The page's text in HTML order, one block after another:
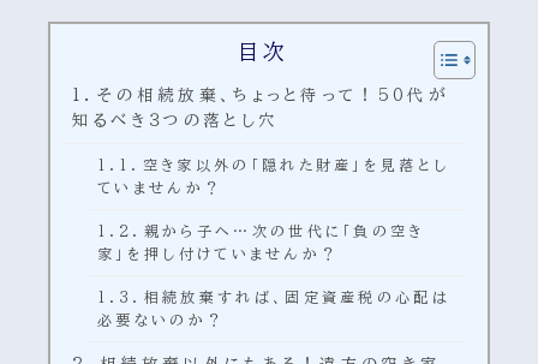
目次
その相続放棄、ちょっと待って！50代が
知るべき３つの落とし穴
空き家以外の「隠れた財産」を見落とし
ていませんか？
親から子へ…次の世代に「負の空き
家」を押し付けていませんか？
相続放棄すれば、固定資産税の心配は
必要ないのか？